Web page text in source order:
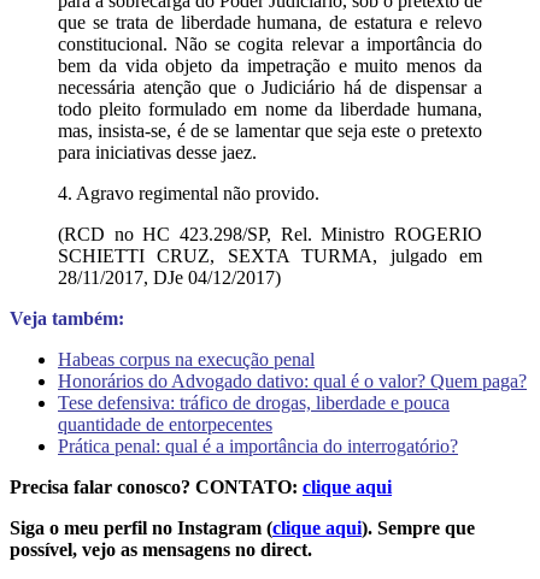
que se trata de liberdade humana, de estatura e relevo
constitucional. Não se cogita relevar a importância do
bem da vida objeto da impetração e muito menos da
necessária atenção que o Judiciário há de dispensar a
todo pleito formulado em nome da liberdade humana,
mas, insista-se, é de se lamentar que seja este o pretexto
para iniciativas desse jaez.
4. Agravo regimental não provido.
(RCD no HC 423.298/SP, Rel. Ministro ROGERIO
SCHIETTI CRUZ, SEXTA TURMA, julgado em
28/11/2017, DJe 04/12/2017)
Veja também:
Habeas corpus na execução penal
Honorários do Advogado dativo: qual é o valor? Quem paga?
Tese defensiva: tráfico de drogas, liberdade e pouca
quantidade de entorpecentes
Prática penal: qual é a importância do interrogatório?
Precisa falar conosco? CONTATO: clique aqui
Siga o meu perfil no Instagram (clique aqui). Sempre que
possível, vejo as mensagens no direct.